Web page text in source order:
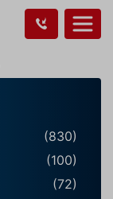
(830)
(100)
(72)